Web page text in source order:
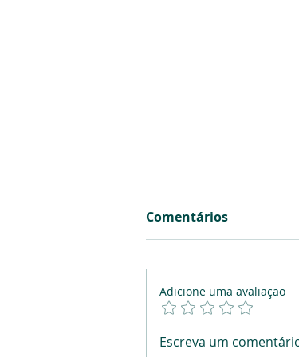
Investir não é só
Comentários
Adicione uma avaliação
Escreva um